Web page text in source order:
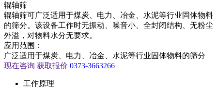
辊轴筛
辊轴筛可广泛适用于煤炭、电力、冶金、水泥等行业固体物料
的筛分。该设备工作时无振动、噪音小、全封闭结构、无粉尘
外溢，对物料水分无要求。
应用范围：
广泛适用于煤炭、电力、冶金、水泥等行业固体物料的筛分
现在咨询 获取报价 0373-3663266
工作原理